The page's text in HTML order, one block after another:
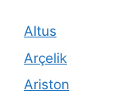
Altus
Arçelik
Ariston